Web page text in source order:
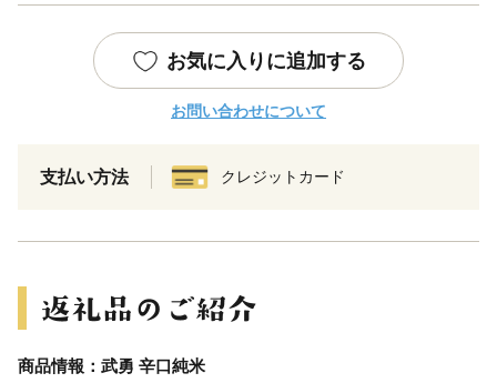
お気に入りに追加する
お問い合わせについて
支払い方法 クレジットカード
商品情報：武勇 辛口純米